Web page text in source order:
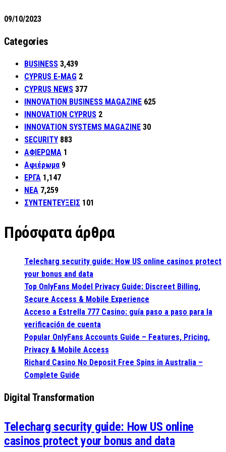
09/10/2023
Categories
BUSINESS 3,439
CYPRUS E-MAG 2
CYPRUS NEWS 377
INNOVATION BUSINESS MAGAZINE 625
INNOVATION CYPRUS 2
INNOVATION SYSTEMS MAGAZINE 30
SECURITY 883
ΑΦΙΕΡΩΜΑ 1
Αφιέρωμα 9
ΕΡΓΑ 1,147
ΝΕΑ 7,259
ΣΥΝΤΕΝΤΕΥΞΕΙΣ 101
Πρόσφατα άρθρα
Telecharg security guide: How US online casinos protect
your bonus and data
Top OnlyFans Model Privacy Guide: Discreet Billing,
Secure Access & Mobile Experience
Acceso a Estrella 777 Casino: guía paso a paso para la
verificación de cuenta
Popular OnlyFans Accounts Guide – Features, Pricing,
Privacy & Mobile Access
Richard Casino No Deposit Free Spins in Australia –
Complete Guide
Digital Transformation
Telecharg security guide: How US online
casinos protect your bonus and data